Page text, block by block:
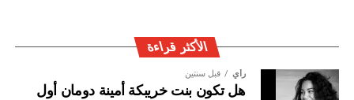
العمليات الأمنية الأساسية والحيوية ضمن بناية واحدة، تجمع بين
الهندسة المعمارية الحديثة وبين المعايير التقنية والوظيفية التي
تواكب المستوى المتقدم لعمل مصالح الشرطة، خصوصا تلك
الأكثر قراءة
رأي قبل سنتين
هل تكون بنت خريبكة أمينة دومان أول